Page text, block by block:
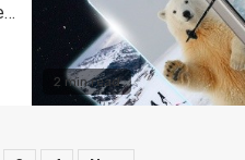
2 min read